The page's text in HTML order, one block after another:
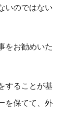
いのではない
をお勧めいた
することが基
を保てて、外